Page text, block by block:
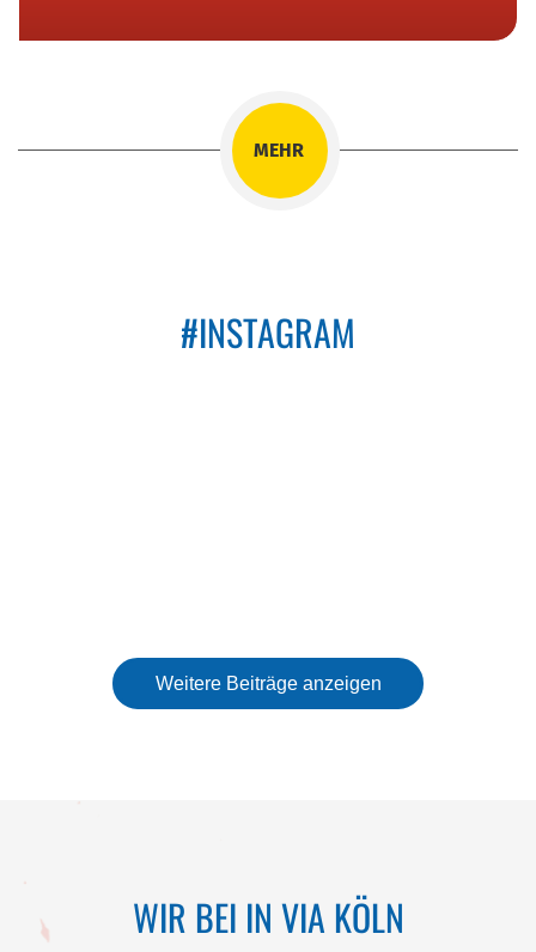
MEHR
#INSTAGRAM
WIR BEI IN VIA KÖLN